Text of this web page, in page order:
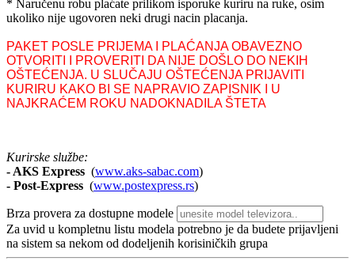
* Naručenu robu plaćate prilikom isporuke kuriru na ruke, osim
ukoliko nije ugovoren neki drugi nacin placanja.
PAKET POSLE PRIJEMA I PLAĆANJA OBAVEZNO
OTVORITI I PROVERITI DA NIJE DOŠLO DO NEKIH
OŠTEĆENJA. U SLUČAJU OŠTEĆENJA PRIJAVITI
KURIRU KAKO BI SE NAPRAVIO ZAPISNIK I U
NAJKRAĆEM ROKU NADOKNADILA ŠTETA
Kurirske službe:
- AKS Express (www.aks-sabac.com)
- Post-Express (www.postexpress.rs)
Brza provera za dostupne modele
Za uvid u kompletnu listu modela potrebno je da budete prijavljeni
na sistem sa nekom od dodeljenih korisiničkih grupa